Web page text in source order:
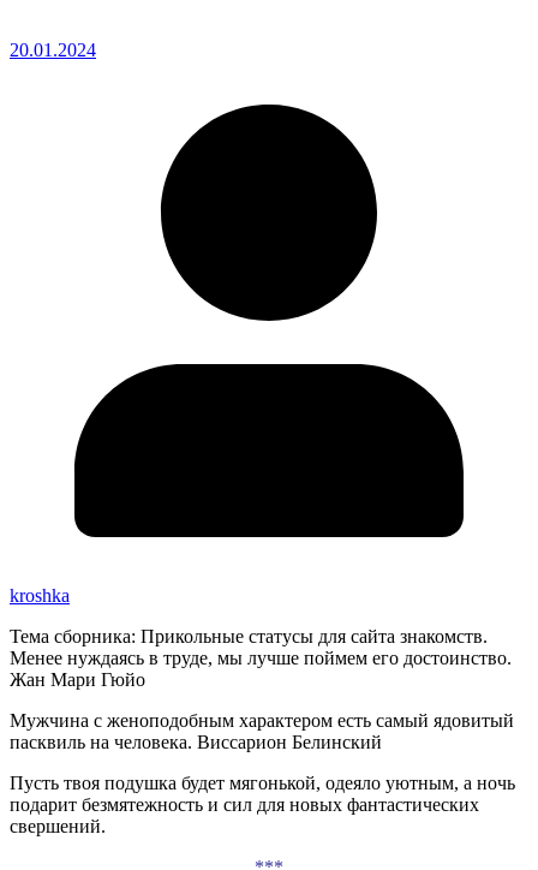
20.01.2024
kroshka
Тема сборника: Прикольные статусы для сайта знакомств.
Менее нуждаясь в труде, мы лучше поймем его достоинство.
Жан Мари Гюйо
Мужчина с женоподобным характером есть самый ядовитый
пасквиль на человека. Виссарион Белинский
Пусть твоя подушка будет мягонькой, одеяло уютным, а ночь
подарит безмятежность и сил для новых фантастических
свершений.